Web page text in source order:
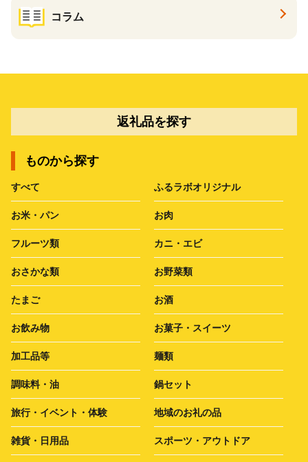
コラム
返礼品を探す
ものから探す
すべて ふるラボオリジナル
お米・パン お肉
フルーツ類 カニ・エビ
おさかな類 お野菜類
たまご お酒
お飲み物 お菓子・スイーツ
加工品等 麺類
調味料・油 鍋セット
旅行・イベント・体験 地域のお礼の品
雑貨・日用品 スポーツ・アウトドア